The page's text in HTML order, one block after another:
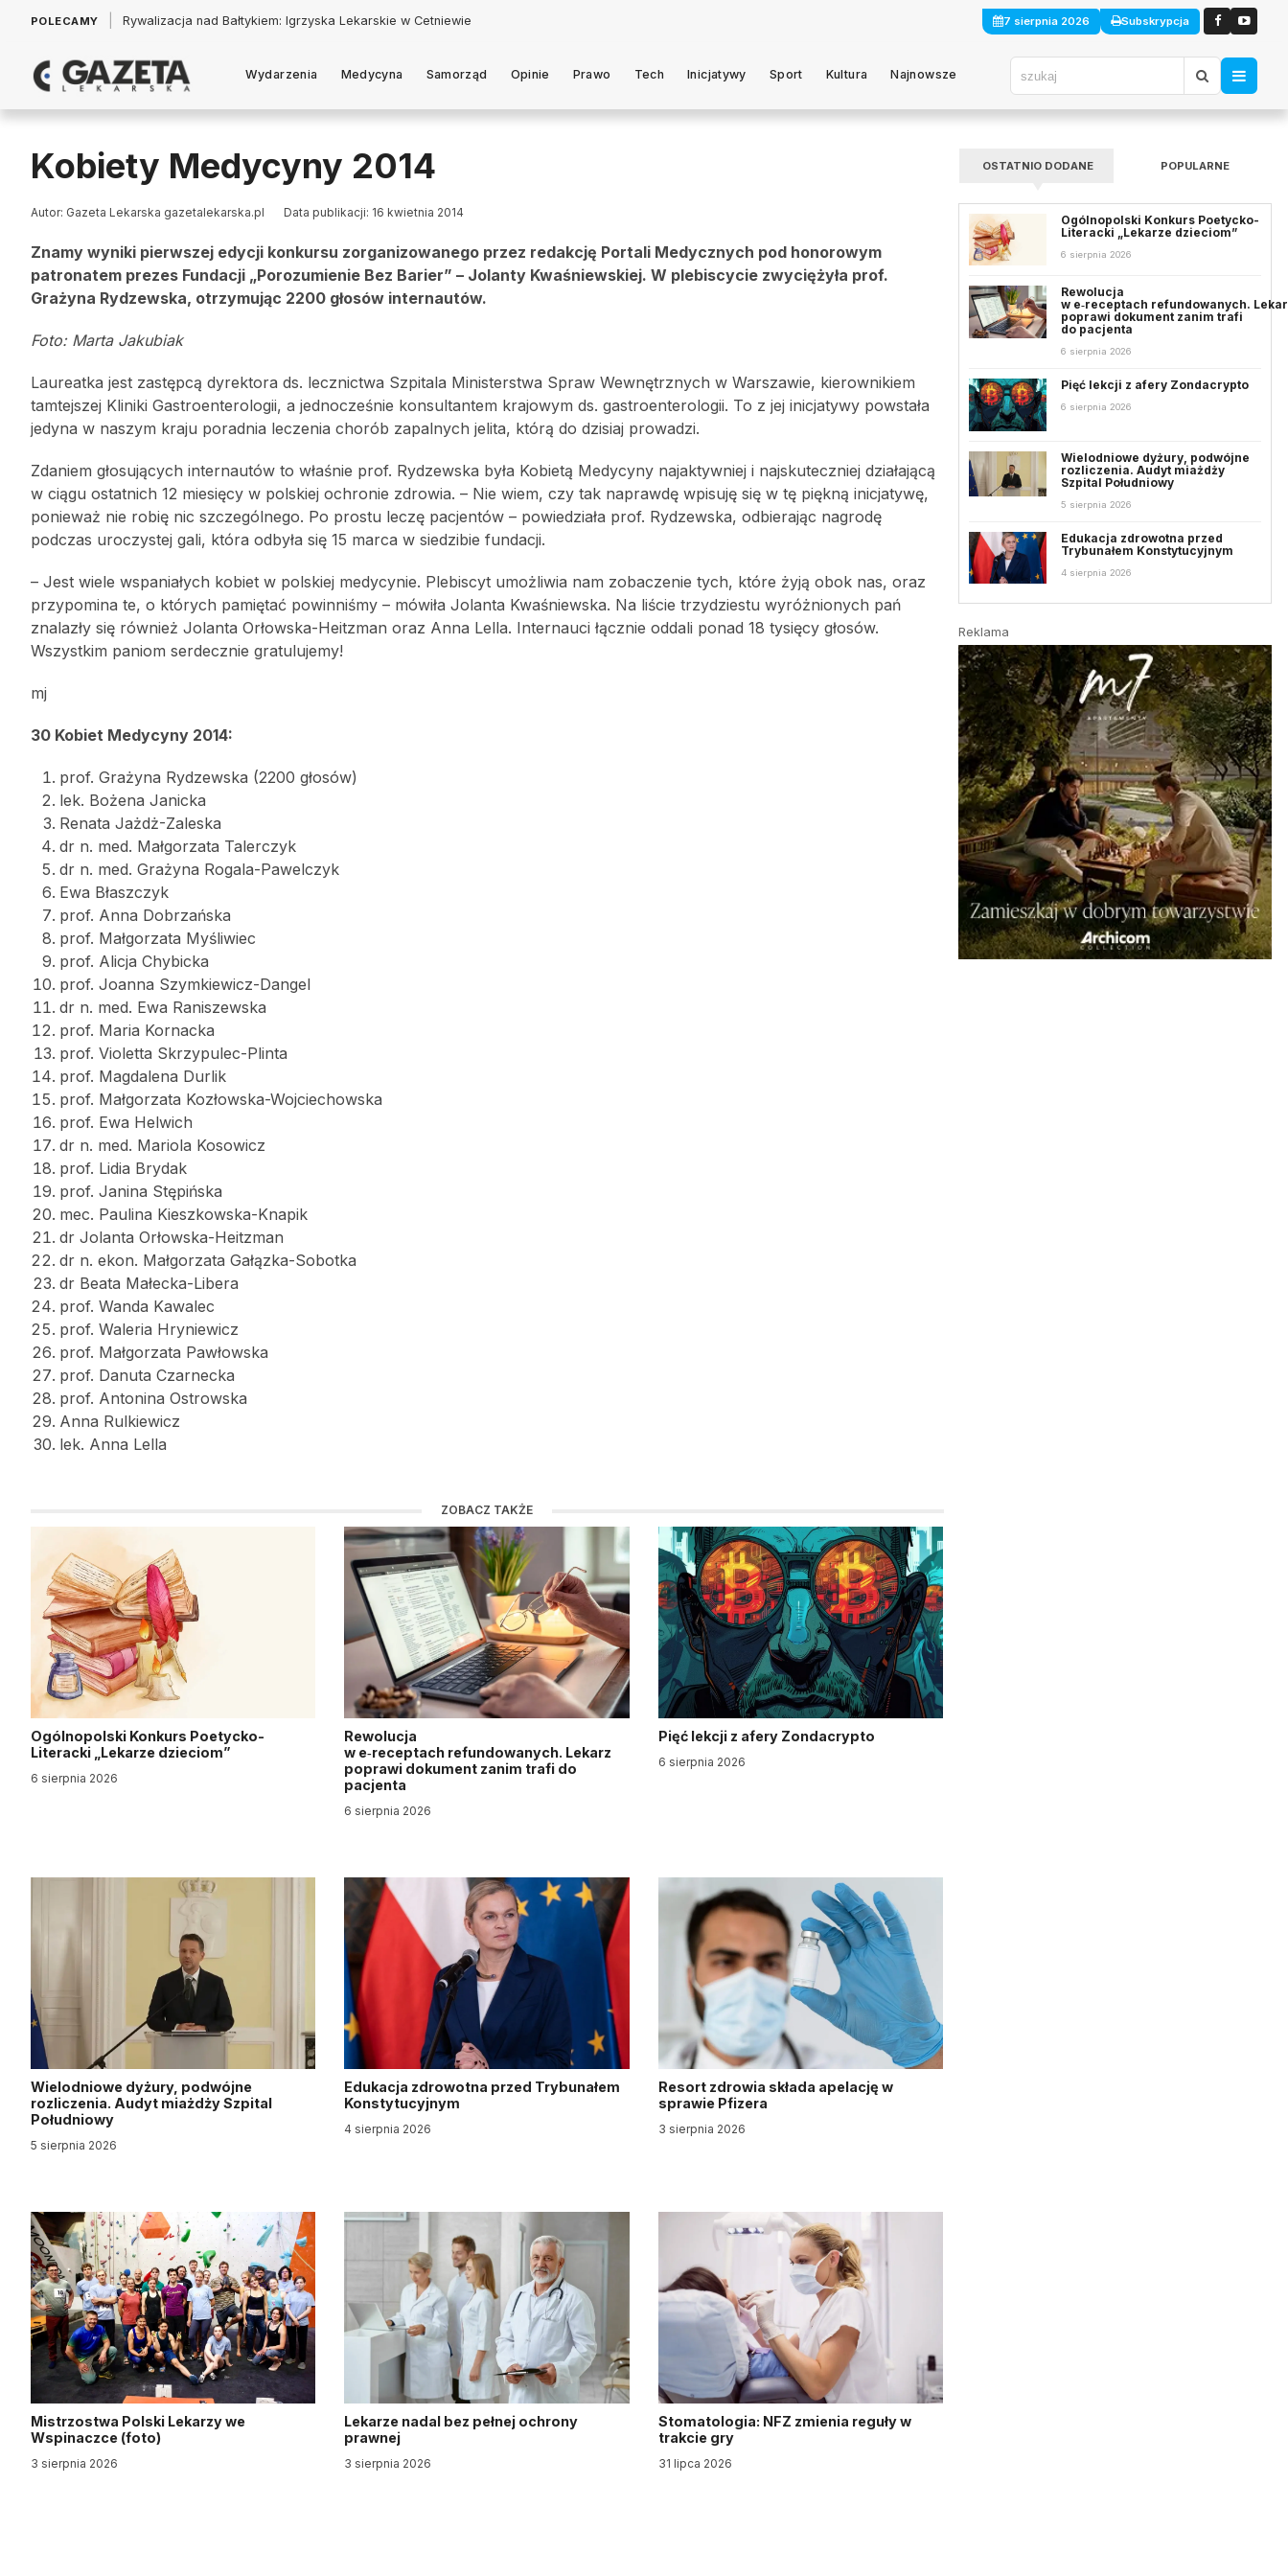
POLECAMY Łukasz Jankowski: Politycy w pogoni za króliczkiem 7 sierpnia 2026 Subskrypcja
Wydarzenia Medycyna Samorząd Opinie Prawo Tech Inicjatywy Sport Kultura Najnowsze
Kobiety Medycyny 2014
Autor: Gazeta Lekarska gazetalekarska.pl Data publikacji: 16 kwietnia 2014
Znamy wyniki pierwszej edycji konkursu zorganizowanego przez redakcję Portali Medycznych pod honorowym
patronatem prezes Fundacji „Porozumienie Bez Barier” – Jolanty Kwaśniewskiej. W plebiscycie zwyciężyła prof.
Grażyna Rydzewska, otrzymując 2200 głosów internautów.
Foto: Marta Jakubiak
Laureatka jest zastępcą dyrektora ds. lecznictwa Szpitala Ministerstwa Spraw Wewnętrznych w Warszawie, kierownikiem
tamtejszej Kliniki Gastroenterologii, a jednocześnie konsultantem krajowym ds. gastroenterologii. To z jej inicjatywy powstała
jedyna w naszym kraju poradnia leczenia chorób zapalnych jelita, którą do dzisiaj prowadzi.
Zdaniem głosujących internautów to właśnie prof. Rydzewska była Kobietą Medycyny najaktywniej i najskuteczniej działającą
w ciągu ostatnich 12 miesięcy w polskiej ochronie zdrowia. – Nie wiem, czy tak naprawdę wpisuję się w tę piękną inicjatywę,
ponieważ nie robię nic szczególnego. Po prostu leczę pacjentów – powiedziała prof. Rydzewska, odbierając nagrodę
podczas uroczystej gali, która odbyła się 15 marca w siedzibie fundacji.
– Jest wiele wspaniałych kobiet w polskiej medycynie. Plebiscyt umożliwia nam zobaczenie tych, które żyją obok nas, oraz
przypomina te, o których pamiętać powinniśmy – mówiła Jolanta Kwaśniewska. Na liście trzydziestu wyróżnionych pań
znalazły się również Jolanta Orłowska-Heitzman oraz Anna Lella. Internauci łącznie oddali ponad 18 tysięcy głosów.
Wszystkim paniom serdecznie gratulujemy!
mj
30 Kobiet Medycyny 2014:
prof. Grażyna Rydzewska (2200 głosów)
lek. Bożena Janicka
Renata Jażdż-Zaleska
dr n. med. Małgorzata Talerczyk
dr n. med. Grażyna Rogala-Pawelczyk
Ewa Błaszczyk
prof. Anna Dobrzańska
prof. Małgorzata Myśliwiec
prof. Alicja Chybicka
prof. Joanna Szymkiewicz-Dangel
dr n. med. Ewa Raniszewska
prof. Maria Kornacka
prof. Violetta Skrzypulec-Plinta
prof. Magdalena Durlik
prof. Małgorzata Kozłowska-Wojciechowska
prof. Ewa Helwich
dr n. med. Mariola Kosowicz
prof. Lidia Brydak
prof. Janina Stępińska
mec. Paulina Kieszkowska-Knapik
dr Jolanta Orłowska-Heitzman
dr n. ekon. Małgorzata Gałązka-Sobotka
dr Beata Małecka-Libera
prof. Wanda Kawalec
prof. Waleria Hryniewicz
prof. Małgorzata Pawłowska
prof. Danuta Czarnecka
prof. Antonina Ostrowska
Anna Rulkiewicz
lek. Anna Lella
ZOBACZ TAKŻE
Ogólnopolski Konkurs Poetycko-
Literacki „Lekarze dzieciom”
6 sierpnia 2026
Rewolucja
w e‑receptach refundowanych. Lekarz
poprawi dokument zanim trafi do
pacjenta
6 sierpnia 2026
Pięć lekcji z afery Zondacrypto
6 sierpnia 2026
Wielodniowe dyżury, podwójne
rozliczenia. Audyt miażdży Szpital
Południowy
5 sierpnia 2026
Edukacja zdrowotna przed Trybunałem
Konstytucyjnym
4 sierpnia 2026
Resort zdrowia składa apelację w
sprawie Pfizera
3 sierpnia 2026
Mistrzostwa Polski Lekarzy we
Wspinaczce (foto)
3 sierpnia 2026
Lekarze nadal bez pełnej ochrony
prawnej
3 sierpnia 2026
Stomatologia: NFZ zmienia reguły w
trakcie gry
31 lipca 2026
OSTATNIO DODANE POPULARNE
Ogólnopolski Konkurs Poetycko-
Literacki „Lekarze dzieciom”
6 sierpnia 2026
Rewolucja
w e‑receptach refundowanych.
poprawi dokument zanim trafi
do pacjenta
6 sierpnia 2026
Pięć lekcji z afery Zondacrypto
6 sierpnia 2026
Wielodniowe dyżury, podwójne
rozliczenia. Audyt miażdży
Szpital Południowy
5 sierpnia 2026
Edukacja zdrowotna przed
Trybunałem Konstytucyjnym
4 sierpnia 2026
Reklama